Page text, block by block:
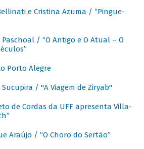
e Cristina Azuma / “Pingue-
Paschoal / “O Antigo e O Atual – O
Porto Alegre
/ "A Viagem de Ziryab"
de Cordas da UFF apresenta Villa-
Araújo / “O Choro do Sertão”